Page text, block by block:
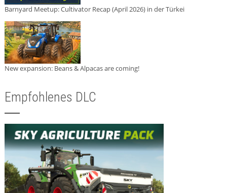
Barnyard Meetup: Cultivator Recap (April 2026) in der Türkei
New expansion: Beans & Alpacas are coming!
Empfohlenes DLC